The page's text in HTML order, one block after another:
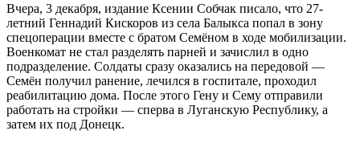
Вчера, 3 декабря, издание Ксении Собчак писало, что 27-
летний Геннадий Кискоров из села Балыкса попал в зону
спецоперации вместе с братом Семёном в ходе мобилизации.
Военкомат не стал разделять парней и зачислил в одно
подразделение. Солдаты сразу оказались на передовой —
Семён получил ранение, лечился в госпитале, проходил
реабилитацию дома. После этого Гену и Сему отправили
работать на стройки — сперва в Луганскую Республику, а
затем их под Донецк.